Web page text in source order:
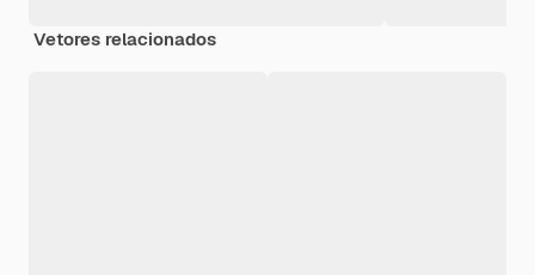
Vetores relacionados